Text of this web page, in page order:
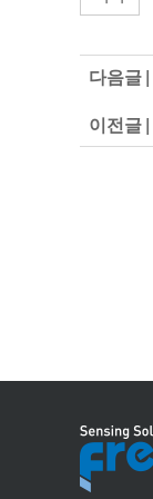
다음글 |
이전글 |